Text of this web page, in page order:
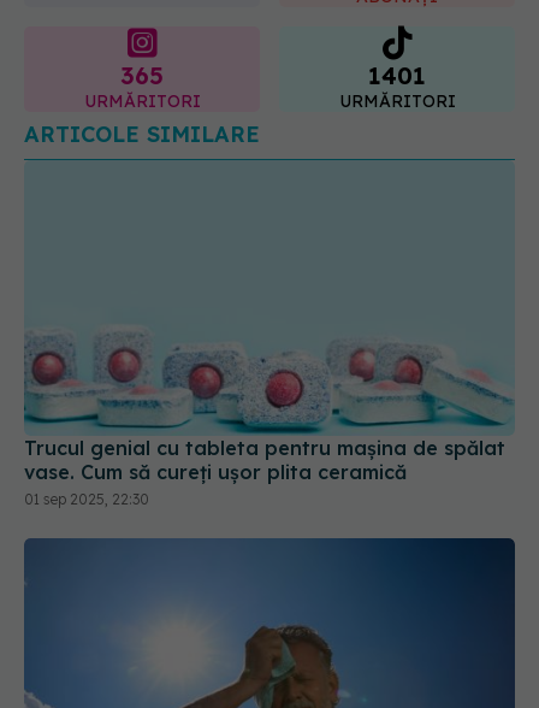
365
URMĂRITORI
1401
URMĂRITORI
ARTICOLE SIMILARE
Trucul genial cu tableta pentru mașina de spălat
vase. Cum să cureți ușor plita ceramică
01 sep 2025, 22:30